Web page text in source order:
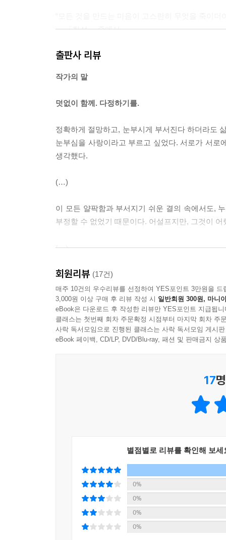
--- 「화선」 중에서
“배 속 비었어도 월궁(月宮)을 노니는 듯 허허공공
--- 「화적」 중에서
“차라리 꿈에서나마 장래의 일 보아 속세의 정 버
--- 「화적」 중에서
--- 「그리고 낙원까지」 중에서
“정확하게 절망하고, 눈부시게 부서진다 하더라도
출판사 리뷰
작가의 말
덧없이 함께. 다정하기를.
정확하게 절망하고, 눈부시게 부서진다 하더라도
눈부심을 사랑이라고 부르고 싶었다. 서로가 서
생각했다.
(…)
이 모든 얄팍함과 부서지기 쉬운 결의 속에서도,
부정할 수 없었기 때문이다. 어설프지만, 그것이
(…)
나는 여전히 어리석고, 쉽게 겁을 먹고, 멀리서
사람들을. 그리고 이 세상이 좀 더 모두에게 관
태어나는 애정이나, 무작정 오래 남는 미련 같
세계에서 기어이 서로를 위해 곁을 내어주는 것.
덧없이 함께.
오직 파멸을 통해서만 도달할 수 있는 핏빛 낙원
우리는 왜 실패가 예정된 사랑에 매혹되는가. 결
서사 안에는 역설적이게도 인간이 지닌 가장 치열
한국 장르문학계에서 독보적인 동양적 서정성을
매혹적인 미학의 결정체다. 그리고 그 참혹한 아
〈그리고 낙원까지〉에서 펼쳐진다.
회원리뷰 (17건)
매주 10건의 우수리뷰를 선정하여 YES포인트 3만원을 드
3,000원 이상 구매 후 리뷰 작성 시 일반회원 300원, 마니
eBook은 다운로드 후 작성한 리뷰만 YES포인트 지급됩니
클래스는 첫번째 회차 주문확정 시점부터 마지막 회차 주
사락 독서모임으로 진행된 클래스는 사락 독서모임 게시
eBook 페이백, CD/LP, DVD/Blu-ray, 패션 및 판매금지 상
17
별점별로 리뷰를 확인해 보세
0%
0%
0%
0%